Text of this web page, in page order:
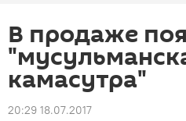
В продаже
камасутра"
20:29 18.07.2017